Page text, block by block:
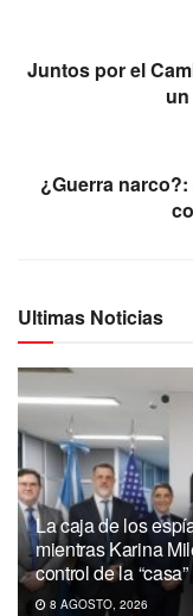
Juntos por el
¿Guerra
Ultimas Noticias
La caja de los
mientras Karina
control de la “casa”
8 AGOSTO, 2026